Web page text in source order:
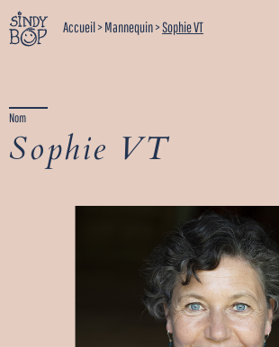
Accueil>Mannequin>Sophie VT
Nom
Sophie VT